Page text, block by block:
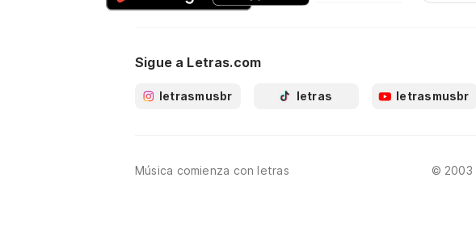
Sigue a Letras.com
letrasmusbr letras letrasmusbr
Música comienza con letras © 2003